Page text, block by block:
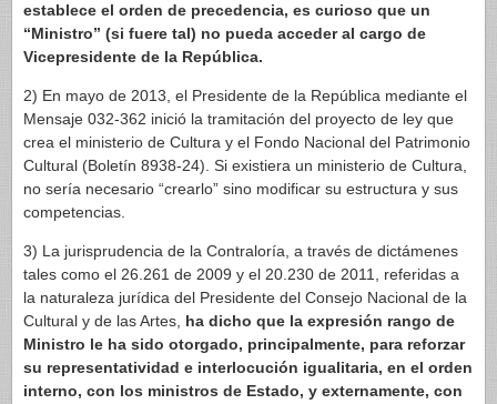
establece el orden de precedencia, es curioso que un
“Ministro” (si fuere tal) no pueda acceder al cargo de
Vicepresidente de la República.
2) En mayo de 2013, el Presidente de la República mediante el
Mensaje 032-362 inició la tramitación del proyecto de ley que
crea el ministerio de Cultura y el Fondo Nacional del Patrimonio
Cultural (Boletín 8938-24). Si existiera un ministerio de Cultura,
no sería necesario “crearlo” sino modificar su estructura y sus
competencias.
3) La jurisprudencia de la Contraloría, a través de dictámenes
tales como el 26.261 de 2009 y el 20.230 de 2011, referidas a
la naturaleza jurídica del Presidente del Consejo Nacional de la
Cultural y de las Artes, ha dicho que la expresión rango de
Ministro le ha sido otorgado, principalmente, para reforzar
su representatividad e interlocución igualitaria, en el orden
interno, con los ministros de Estado, y externamente, con